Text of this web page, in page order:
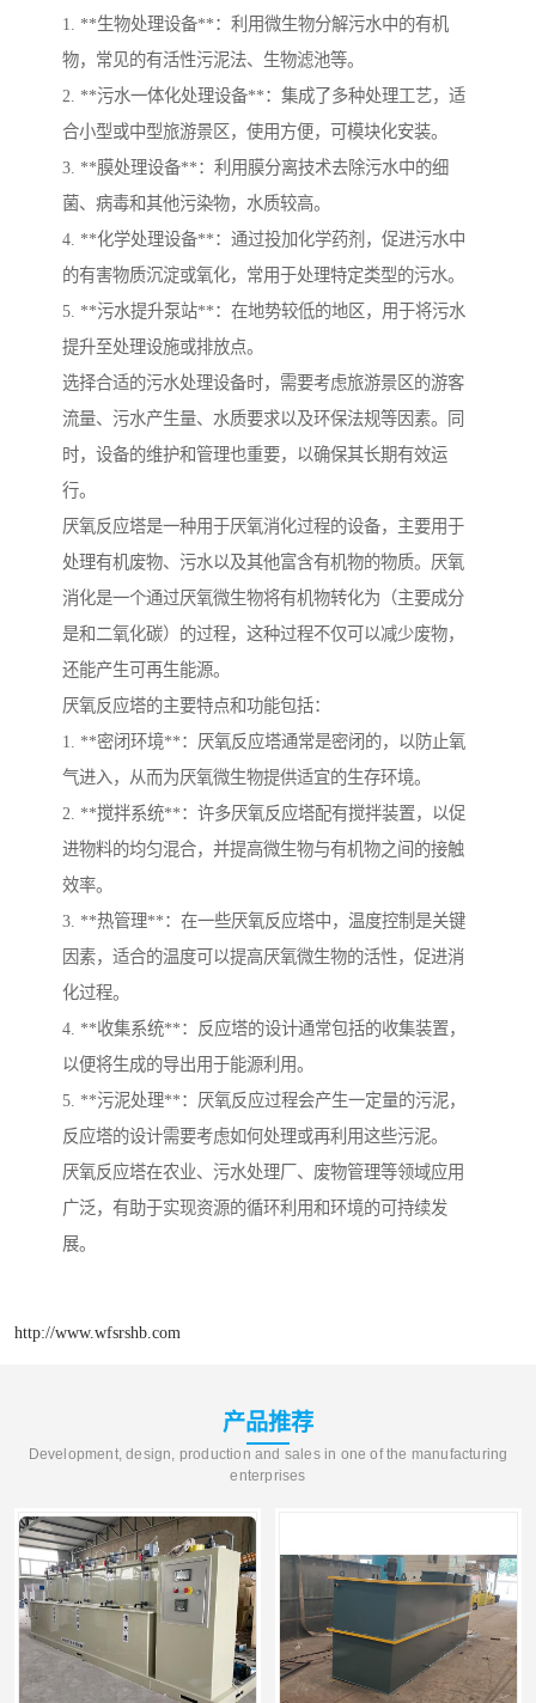
1. **生物处理设备**：利用微生物分解污水中的有机
物，常见的有活性污泥法、生物滤池等。
2. **污水一体化处理设备**：集成了多种处理工艺，适
合小型或中型旅游景区，使用方便，可模块化安装。
3. **膜处理设备**：利用膜分离技术去除污水中的细
菌、病毒和其他污染物，水质较高。
4. **化学处理设备**：通过投加化学药剂，促进污水中
的有害物质沉淀或氧化，常用于处理特定类型的污水。
5. **污水提升泵站**：在地势较低的地区，用于将污水
提升至处理设施或排放点。
选择合适的污水处理设备时，需要考虑旅游景区的游客
流量、污水产生量、水质要求以及环保法规等因素。同
时，设备的维护和管理也重要，以确保其长期有效运
行。
厌氧反应塔是一种用于厌氧消化过程的设备，主要用于
处理有机废物、污水以及其他富含有机物的物质。厌氧
消化是一个通过厌氧微生物将有机物转化为（主要成分
是和二氧化碳）的过程，这种过程不仅可以减少废物，
还能产生可再生能源。
厌氧反应塔的主要特点和功能包括：
1. **密闭环境**：厌氧反应塔通常是密闭的，以防止氧
气进入，从而为厌氧微生物提供适宜的生存环境。
2. **搅拌系统**：许多厌氧反应塔配有搅拌装置，以促
进物料的均匀混合，并提高微生物与有机物之间的接触
效率。
3. **热管理**：在一些厌氧反应塔中，温度控制是关键
因素，适合的温度可以提高厌氧微生物的活性，促进消
化过程。
4. **收集系统**：反应塔的设计通常包括的收集装置，
以便将生成的导出用于能源利用。
5. **污泥处理**：厌氧反应过程会产生一定量的污泥，
反应塔的设计需要考虑如何处理或再利用这些污泥。
厌氧反应塔在农业、污水处理厂、废物管理等领域应用
广泛，有助于实现资源的循环利用和环境的可持续发
展。
http://www.wfsrshb.com
产品推荐
Development, design, production and sales in one of the manufacturing
enterprises